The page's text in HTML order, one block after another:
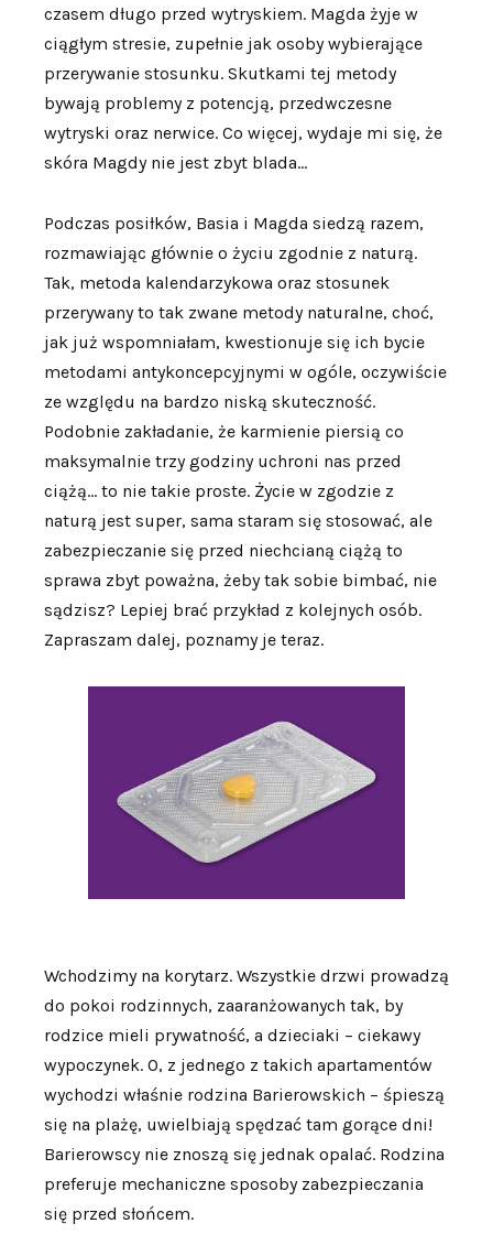
czasem długo przed wytryskiem. Magda żyje w
ciągłym stresie, zupełnie jak osoby wybierające
przerywanie stosunku. Skutkami tej metody
bywają problemy z potencją, przedwczesne
wytryski oraz nerwice. Co więcej, wydaje mi się, że
skóra Magdy nie jest zbyt blada…
Podczas posiłków, Basia i Magda siedzą razem,
rozmawiając głównie o życiu zgodnie z naturą.
Tak, metoda kalendarzykowa oraz stosunek
przerywany to tak zwane metody naturalne, choć,
jak już wspomniałam, kwestionuje się ich bycie
metodami antykoncepcyjnymi w ogóle, oczywiście
ze względu na bardzo niską skuteczność.
Podobnie zakładanie, że karmienie piersią co
maksymalnie trzy godziny uchroni nas przed
ciążą… to nie takie proste. Życie w zgodzie z
naturą jest super, sama staram się stosować, ale
zabezpieczanie się przed niechcianą ciążą to
sprawa zbyt poważna, żeby tak sobie bimbać, nie
sądzisz? Lepiej brać przykład z kolejnych osób.
Zapraszam dalej, poznamy je teraz.
Wchodzimy na korytarz. Wszystkie drzwi prowadzą
do pokoi rodzinnych, zaaranżowanych tak, by
rodzice mieli prywatność, a dzieciaki – ciekawy
wypoczynek. O, z jednego z takich apartamentów
wychodzi właśnie rodzina Barierowskich – śpieszą
się na plażę, uwielbiają spędzać tam gorące dni!
Barierowscy nie znoszą się jednak opalać. Rodzina
preferuje mechaniczne sposoby zabezpieczania
się przed słońcem.